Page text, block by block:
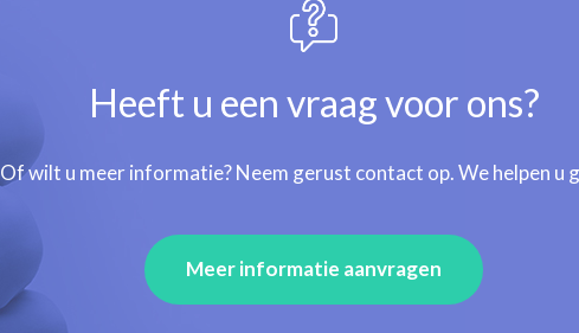
Heeft u een vraag voor ons?
Of wilt u meer informatie? Neem gerust contact op. We helpen u
Meer informatie aanvragen